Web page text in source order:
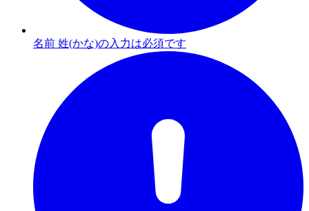
名前 姓(かな)の入力は必須です